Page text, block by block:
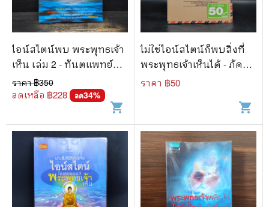
ไอน์สไตน์พบ พระพุทธเจ้า
เห็น เล่ม 2 - ทันตแพทย์สม
สุจีรา
ราคา ฿350
ลดเหลือ ฿228 ลด34%
shopping_cart
ไม่ใช่ไอน์สไตน์ก็พบสิ่งที่
พระพุทธเจ้าเห็นได้ - ภัคทีฆ
วิณหุ์
ราคา ฿50
shopping_cart